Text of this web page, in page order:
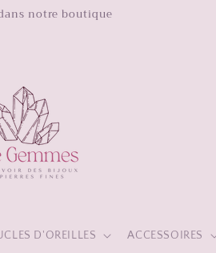
notre boutique
D'OREILLES ACCESSOIRES